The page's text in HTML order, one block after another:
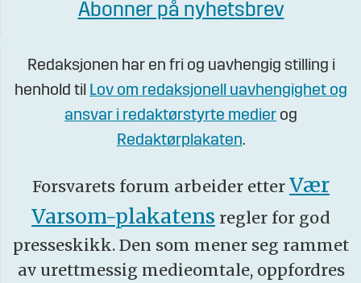
Abonner på nyhetsbrev
Redaksjonen har en fri og uavhengig stilling i
henhold til Lov om redaksjonell uavhengighet og
ansvar i redaktørstyrte medier og
Redaktørplakaten.
Forsvarets forum arbeider etter Vær
Varsom-plakatens regler for god
presseskikk. Den som mener seg rammet
av urettmessig medieomtale, oppfordres